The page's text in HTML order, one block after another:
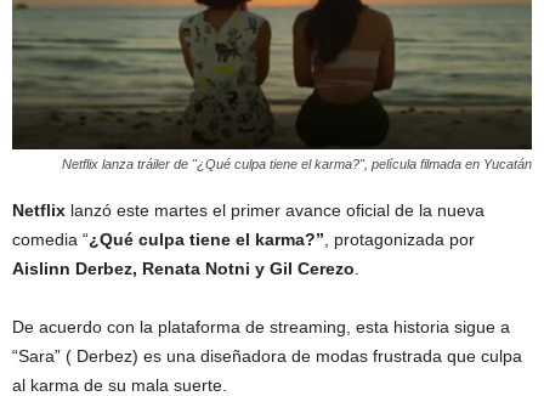
Netflix lanza tráiler de "¿Qué culpa tiene el karma?", película filmada en Yucatán
Netflix lanzó este martes el primer avance oficial de la nueva
comedia “¿Qué culpa tiene el karma?” , protagonizada por
Aislinn Derbez, Renata Notni y Gil Cerezo
De acuerdo con la plataforma de streaming, esta historia sigue a
“Sara” ( Derbez) es una diseñadora de modas frustrada que culpa
al karma de su mala suerte.